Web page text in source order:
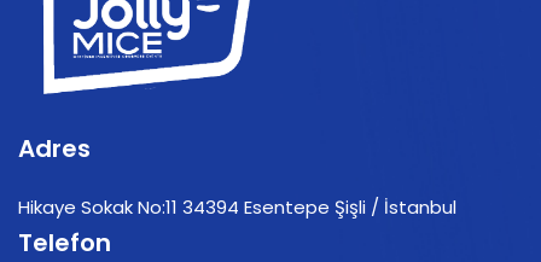
Adres
Hikaye Sokak No:11 34394 Esentepe Şişli / İstanbul
Telefon